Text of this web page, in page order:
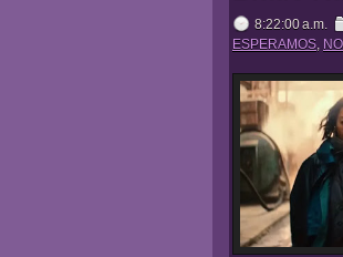
8:22:00 a.m.
ESPERAMOS,